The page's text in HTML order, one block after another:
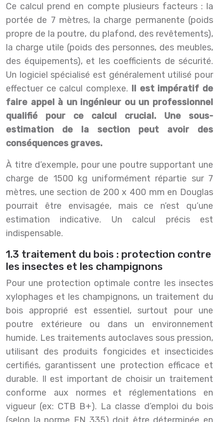
Ce calcul prend en compte plusieurs facteurs : la
portée de 7 mètres, la charge permanente (poids
propre de la poutre, du plafond, des revêtements),
la charge utile (poids des personnes, des meubles,
des équipements), et les coefficients de sécurité.
Un logiciel spécialisé est généralement utilisé pour
effectuer ce calcul complexe. Il est impératif de
faire appel à un ingénieur ou un professionnel
qualifié pour ce calcul crucial. Une sous-
estimation de la section peut avoir des
conséquences graves.
À titre d’exemple, pour une poutre supportant une
charge de 1500 kg uniformément répartie sur 7
mètres, une section de 200 x 400 mm en Douglas
pourrait être envisagée, mais ce n’est qu’une
estimation indicative. Un calcul précis est
indispensable.
1.3 traitement du bois : protection contre
les insectes et les champignons
Pour une protection optimale contre les insectes
xylophages et les champignons, un traitement du
bois approprié est essentiel, surtout pour une
poutre extérieure ou dans un environnement
humide. Les traitements autoclaves sous pression,
utilisant des produits fongicides et insecticides
certifiés, garantissent une protection efficace et
durable. Il est important de choisir un traitement
conforme aux normes et réglementations en
vigueur (ex: CTB B+). La classe d’emploi du bois